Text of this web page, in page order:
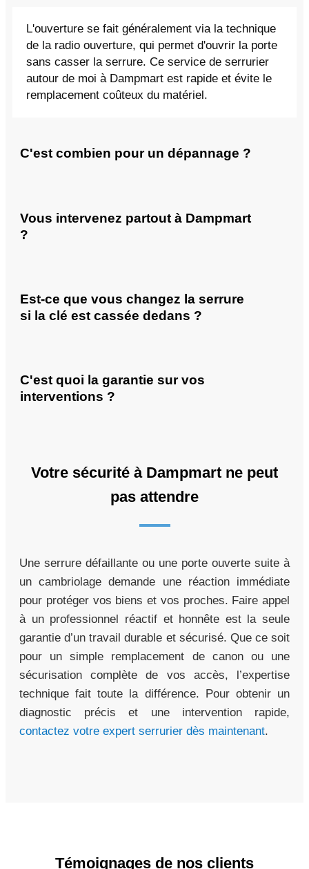
L'ouverture se fait généralement via la technique
de la radio ouverture, qui permet d'ouvrir la porte
sans casser la serrure. Ce service de serrurier
autour de moi à Dampmart est rapide et évite le
remplacement coûteux du matériel.
C'est combien pour un dépannage ?
Vous intervenez partout à Dampmart
?
Est-ce que vous changez la serrure
si la clé est cassée dedans ?
C'est quoi la garantie sur vos
interventions ?
Votre sécurité à Dampmart ne peut
pas attendre
Une serrure défaillante ou une porte ouverte suite à
un cambriolage demande une réaction immédiate
pour protéger vos biens et vos proches. Faire appel
à un professionnel réactif et honnête est la seule
garantie d’un travail durable et sécurisé. Que ce soit
pour un simple remplacement de canon ou une
sécurisation complète de vos accès, l’expertise
technique fait toute la différence. Pour obtenir un
diagnostic précis et une intervention rapide,
contactez votre expert serrurier dès maintenant.
Témoignages de nos clients